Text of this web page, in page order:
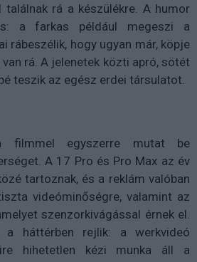
találnak rá a készülékre. A humor
a farkas például megeszi a
rábeszélik, hogy ugyan már, köpje
rá. A jelenetek közti apró, sötét
teszik az egész erdei társulatot.
egyszerre mutat be
A 17 Pro és Pro Max az év
tartoznak, és a reklám valóban
videóminőségre, valamint az
szenzorkivágással érnek el.
háttérben rejlik: a werkvideó
hihetetlen kézi munka áll a